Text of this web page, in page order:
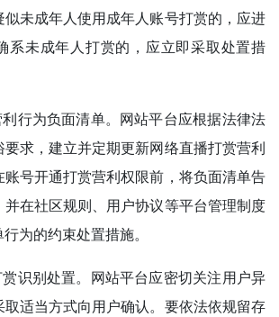
未成年人使用成年人账号打赏的，应进
系未成年人打赏的，应立即采取处置措
行为负面清单。网站平台应根据法律法
求，建立并定期更新网络直播打赏营利
号开通打赏营利权限前，将负面清单告
在社区规则、用户协议等平台管理制度
为的约束处置措施。
识别处置。网站平台应密切关注用户异
适当方式向用户确认。要依法依规留存